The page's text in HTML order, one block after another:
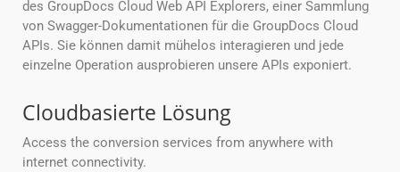
des GroupDocs Cloud Web API Explorers, einer Sammlung
von Swagger-Dokumentationen für die GroupDocs Cloud
APIs. Sie können damit mühelos interagieren und jede
einzelne Operation ausprobieren unsere APIs exponiert.
Cloudbasierte Lösung
Access the conversion services from anywhere with
internet connectivity.